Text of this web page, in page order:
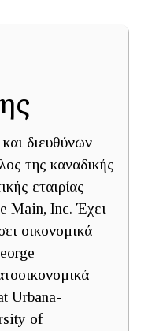
και διευθύνων
της καναδικής
εταιρίας
Main, Inc. Έχει
οικονομικά
Urbana-
of